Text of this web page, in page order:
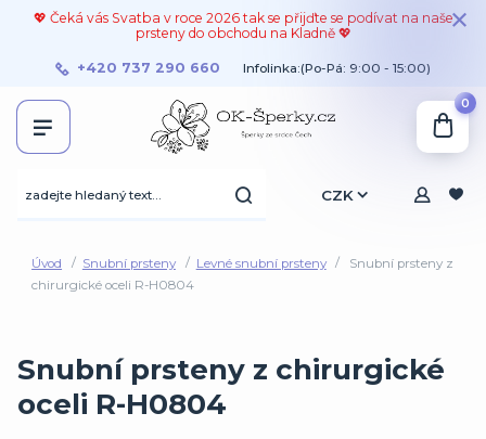
💖 Čeká vás Svatba v roce 2026 tak se přijďte se podívat na naše
prsteny do obchodu na Kladně 💖
CZK
+420 737 290 660 Infolinka:(Po-Pá: 9:00 - 15:00)
0
Úvod Snubní prsteny Levné snubní prsteny
Snubní prsteny z
chirurgické oceli R-H0804
Snubní prsteny z chirurgické
oceli R-H0804